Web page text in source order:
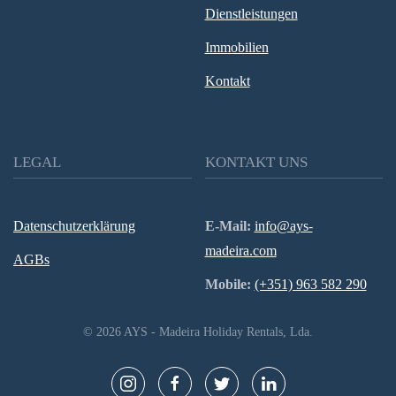
Dienstleistungen
Immobilien
Kontakt
LEGAL
Datenschutzerklärung
AGBs
KONTAKT UNS
E-Mail: info@ays-
madeira.com
Mobile: (+351) 963 582 290
© 2026 AYS - Madeira Holiday Rentals, Lda.